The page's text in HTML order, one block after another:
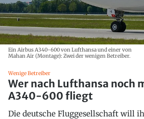
Ein Airbus A340-600 von Lufthansa und einer von
Mahan Air (Montage): Zwei der wenigen Betreiber.
Wenige Betreiber
Wer nach Lufthansa noch
A340-600 fliegt
Die deutsche Fluggesellschaft will